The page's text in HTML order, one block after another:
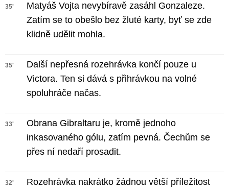
35'
Matyáš Vojta nevybíravě zasáhl Gonzaleze.
Zatím se to obešlo bez žluté karty, byť se zde
klidně udělit mohla.
35'
Další nepřesná rozehrávka končí pouze u
Victora. Ten si dává s přihrávkou na volné
spoluhráče načas.
33'
Obrana Gibraltaru je, kromě jednoho
inkasovaného gólu, zatím pevná. Čechům se
přes ní nedaří prosadit.
32'
Rozehrávka nakrátko žádnou větší příležitost